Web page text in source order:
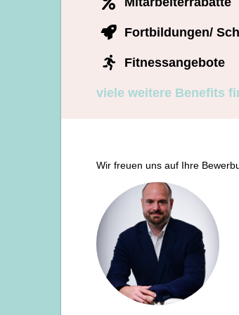
Fortbildungen/
Fitnessangebote
viele weitere Benefits
Wir freuen uns auf Ihre